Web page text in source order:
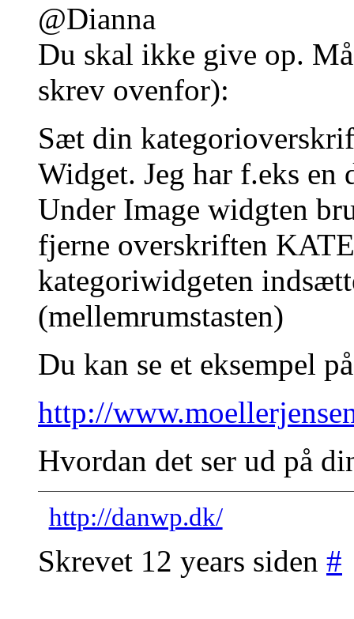
@Dianna
Du skal ikke give op.
skrev ovenfor):
Sæt din
Widget. Jeg har f.eks en
Under Image widgten
fjerne overskriften
kategoriwidgeten
(mellemrumstasten)
Du kan se et eksempel
http://
Hvordan det ser ud på
http://danwp.dk/
Skrevet 12 years siden #